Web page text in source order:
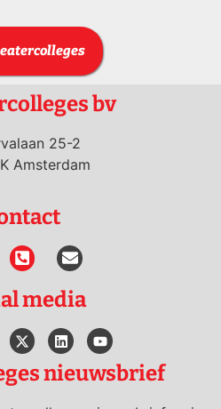
bv
25-2
Amsterdam
media
nieuwsbrief